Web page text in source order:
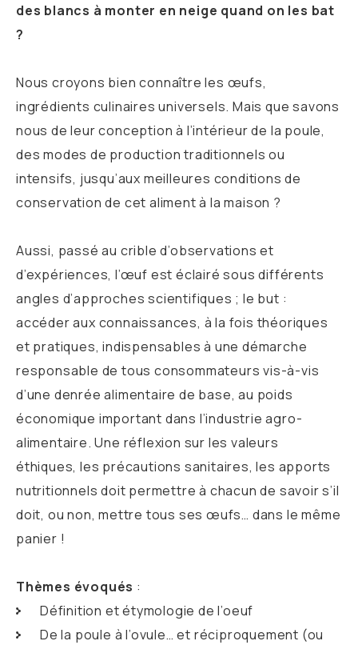
des blancs à monter en neige quand on les bat
?
Nous croyons bien connaître les œufs,
ingrédients culinaires universels. Mais que savons
nous de leur conception à l’intérieur de la poule,
des modes de production traditionnels ou
intensifs, jusqu’aux meilleures conditions de
conservation de cet aliment à la maison ?
Aussi, passé au crible d’observations et
d’expériences, l’œuf est éclairé sous différents
angles d’approches scientifiques ; le but :
accéder aux connaissances, à la fois théoriques
et pratiques, indispensables à une démarche
responsable de tous consommateurs vis-à-vis
d’une denrée alimentaire de base, au poids
économique important dans l’industrie agro-
alimentaire. Une réflexion sur les valeurs
éthiques, les précautions sanitaires, les apports
nutritionnels doit permettre à chacun de savoir s’il
doit, ou non, mettre tous ses œufs… dans le même
panier !
Thèmes évoqués :
Définition et étymologie de l’oeuf
De la poule à l’ovule… et réciproquement (ou